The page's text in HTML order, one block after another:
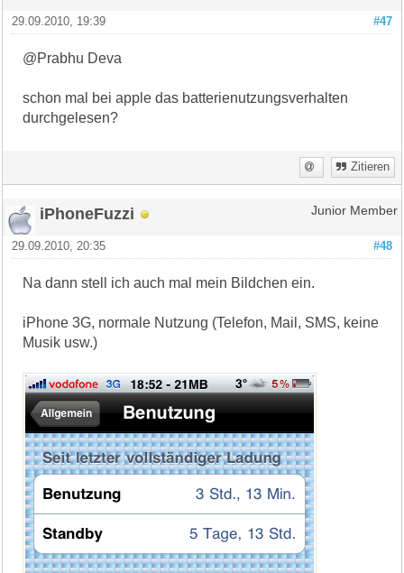
#47
29.09.2010, 19:39
@Prabhu Deva
schon mal bei apple das batterienutzungsverhalten
durchgelesen?
Zitieren
iPhoneFuzzi Junior Member
#48
29.09.2010, 20:35
Na dann stell ich auch mal mein Bildchen ein.
iPhone 3G, normale Nutzung (Telefon, Mail, SMS, keine
Musik usw.)